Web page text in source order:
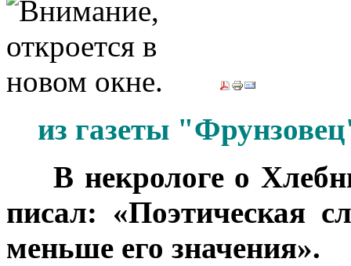
из газеты
В некрологе о
писал: «Поэтическая
меньше его значения».